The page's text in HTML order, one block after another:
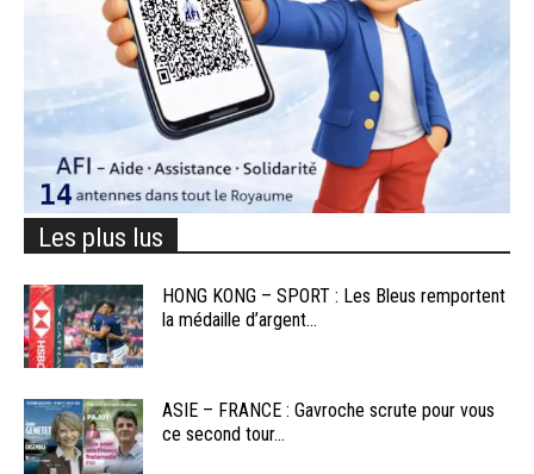
Les plus lus
HONG KONG – SPORT : Les Bleus remportent
la médaille d’argent...
ASIE – FRANCE : Gavroche scrute pour vous
ce second tour...